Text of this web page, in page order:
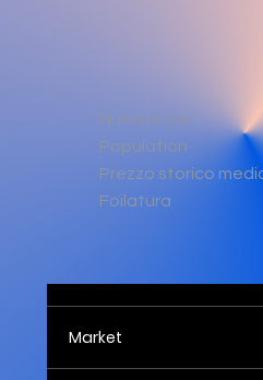
Numero Set
Population
Prezzo storico
Foilatura
Market